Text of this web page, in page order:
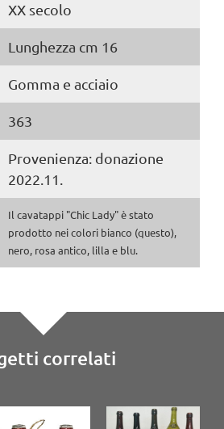
XX secolo
Lunghezza cm 16
Gomma e acciaio
363
Provenienza: donazione
2022.11.
Il cavatappi "Chic Lady" è stato
prodotto nei colori bianco (questo),
nero, rosa antico, lilla e blu.
correlati